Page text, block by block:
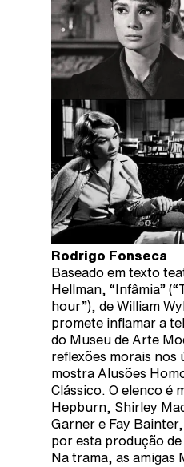
Rodrigo Fonseca
Baseado em texto
Hellman, “Infâmia”
hour”), de William
promete inflamar a
do Museu de Arte
reflexões morais nos
mostra Alusões
Clássico. O elenco é
Hepburn, Shirley
Garner e Fay
por esta produção
Na trama, as amigas